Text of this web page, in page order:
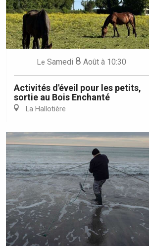
Le Samedi 8 Août à 10:30
Activités d'éveil pour les petits,
sortie au Bois Enchanté
La Hallotière